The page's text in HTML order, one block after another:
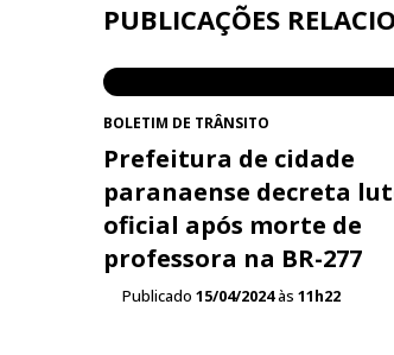
PUBLICAÇÕES
BOLETIM DE TRÂNSITO
Prefeitura de cidade
paranaense decreta
oficial após morte de
professora na BR-277
Publicado 15/04/2024às 11h22